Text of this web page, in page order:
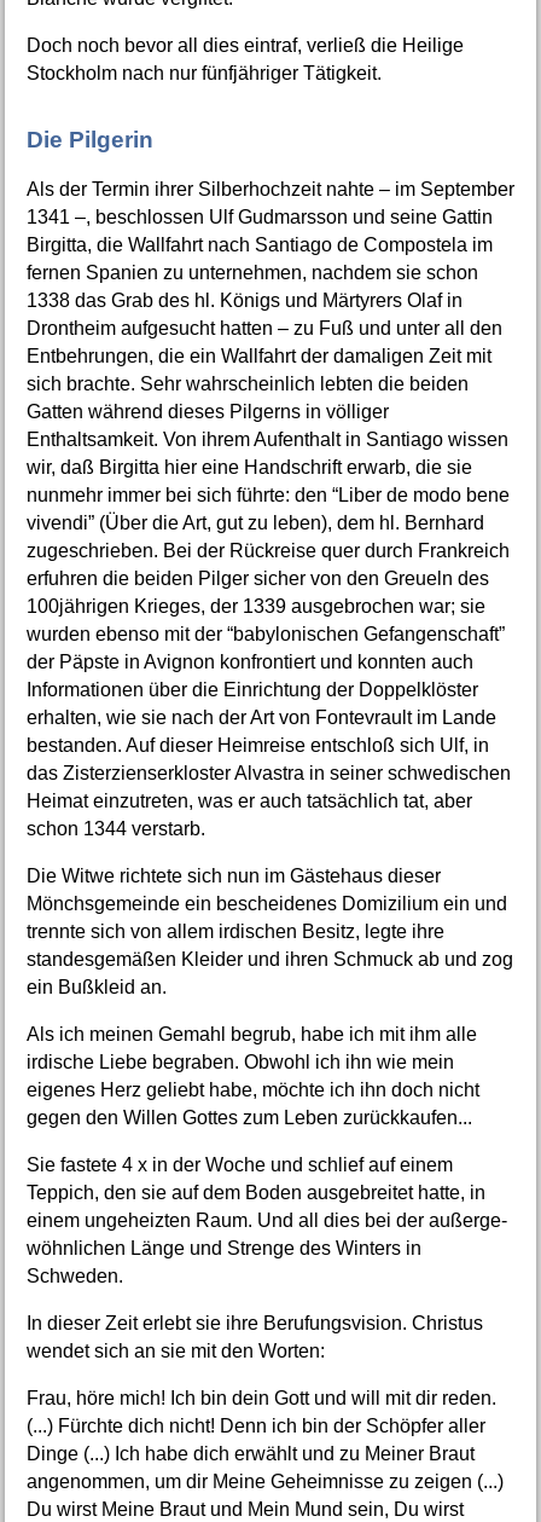
Doch noch bevor all dies eintraf, verließ die Heilige
Stockholm nach nur fünfjähriger Tätigkeit.
Die Pilgerin
Als der Termin ihrer Silberhochzeit nahte – im September
1341 –, beschlossen Ulf Gudmarsson und seine Gattin
Birgitta, die Wallfahrt nach Santiago de Compostela im
fernen Spanien zu unternehmen, nachdem sie schon
1338 das Grab des hl. Königs und Märtyrers Olaf in
Drontheim aufgesucht hatten – zu Fuß und unter all den
Entbehrungen, die ein Wallfahrt der damaligen Zeit mit
sich brachte. Sehr wahrscheinlich lebten die beiden
Gatten während dieses Pilgerns in völliger
Enthaltsamkeit. Von ihrem Aufenthalt in Santiago wissen
wir, daß Birgitta hier eine Handschrift erwarb, die sie
nunmehr immer bei sich führte: den “Liber de modo bene
vivendi” (Über die Art, gut zu leben), dem hl. Bernhard
zugeschrieben. Bei der Rückreise quer durch Frankreich
erfuhren die beiden Pilger sicher von den Greueln des
100jährigen Krieges, der 1339 ausgebrochen war; sie
wurden ebenso mit der “babylonischen Gefangenschaft”
der Päpste in Avignon konfrontiert und konnten auch
Informationen über die Einrichtung der Doppelklöster
erhalten, wie sie nach der Art von Fontevrault im Lande
bestanden. Auf dieser Heimreise entschloß sich Ulf, in
das Zisterzienserkloster Alvastra in seiner schwedischen
Heimat einzutreten, was er auch tatsächlich tat, aber
schon 1344 verstarb.
Die Witwe richtete sich nun im Gästehaus dieser
Mönchsgemeinde ein bescheidenes Domizilium ein und
trennte sich von allem irdischen Besitz, legte ihre
standesgemäßen Kleider und ihren Schmuck ab und zog
ein Bußkleid an.
Als ich meinen Gemahl begrub, habe ich mit ihm alle
irdische Liebe begraben. Obwohl ich ihn wie mein
eigenes Herz geliebt habe, möchte ich ihn doch nicht
gegen den Willen Gottes zum Leben zurückkaufen...
Sie fastete 4 x in der Woche und schlief auf einem
Teppich, den sie auf dem Boden ausgebreitet hatte, in
einem ungeheizten Raum. Und all dies bei der außerge-
wöhnlichen Länge und Strenge des Winters in
Schweden.
In dieser Zeit erlebt sie ihre Berufungsvision. Christus
wendet sich an sie mit den Worten:
Frau, höre mich! Ich bin dein Gott und will mit dir reden.
(...) Fürchte dich nicht! Denn ich bin der Schöpfer aller
Dinge (...) Ich habe dich erwählt und zu Meiner Braut
angenommen, um dir Meine Geheimnisse zu zeigen (...)
Du wirst Meine Braut und Mein Mund sein, Du wirst